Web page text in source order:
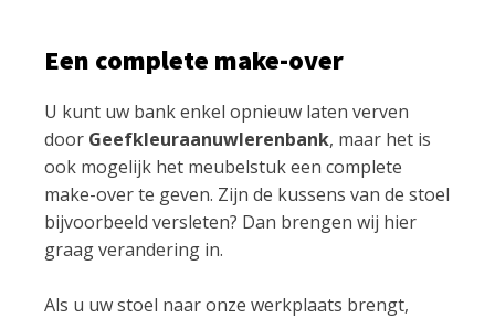
Een complete make-over
U kunt uw bank enkel opnieuw laten verven
door Geefkleuraanuwlerenbank, maar het is
ook mogelijk het meubelstuk een complete
make-over te geven. Zijn de kussens van de stoel
bijvoorbeeld versleten? Dan brengen wij hier
graag verandering in.
Als u uw stoel naar onze werkplaats brengt,